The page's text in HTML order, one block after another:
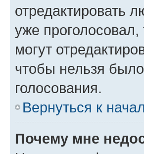
отредактировать
уже
могут
чтобы нельзя
голосования.
Вернуться к
Почему мне